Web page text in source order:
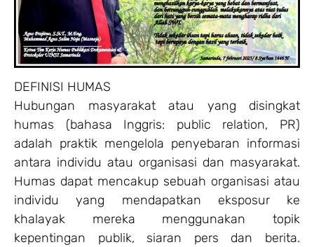
DEFINISI HUMAS
Hubungan masyarakat atau yang disingkat
humas (bahasa Inggris: public relation, PR)
adalah praktik mengelola penyebaran informasi
antara individu atau organisasi dan masyarakat.
Humas dapat mencakup sebuah organisasi atau
individu yang mendapatkan eksposur ke
khalayak mereka menggunakan topik
kepentingan publik, siaran pers dan berita.